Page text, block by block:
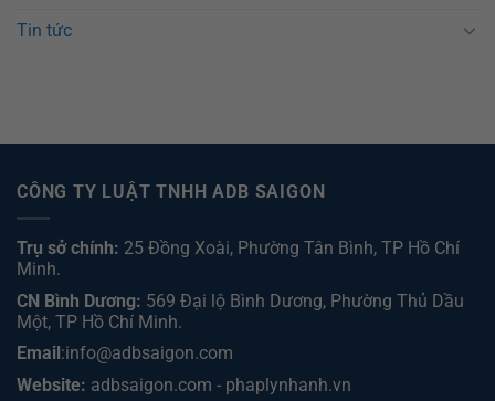
Tin tức
CÔNG TY LUẬT TNHH ADB SAIGON
Trụ sở chính: 25 Đồng Xoài, Phường Tân Bình, TP Hồ Chí
Minh.
CN Bình Dương: 569 Đại lộ Bình Dương, Phường Thủ Dầu
Một, TP Hồ Chí Minh.
Email :info@adbsaigon.com
Website: adbsaigon.com - phaplynhanh.vn